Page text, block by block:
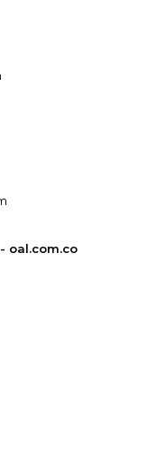
oal.com.co